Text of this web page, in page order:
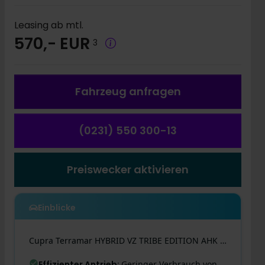
Leasing ab mtl.
570,- EUR 3
Fahrzeug anfragen
(0231) 550 300-13
Preiswecker aktivieren
Einblicke
Cupra Terramar HYBRID VZ TRIBE EDITION AHK PANO eSITZE